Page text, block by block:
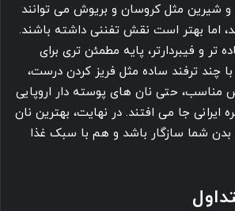
و شیرین مثل کروسان و بریوش می توانند
اما بهتر است نقش تفننی داشته باشند.
تر و فیبردارتر، پایه مطمئن تری برای
چند ترفند ساده مثل فریز کردن درست،
مناسب، حتی نان های پوسته دار اروپایی
جا می افتند. در نهایت، بهترین نان
شما سازگار باشد و هم با سبک غذا